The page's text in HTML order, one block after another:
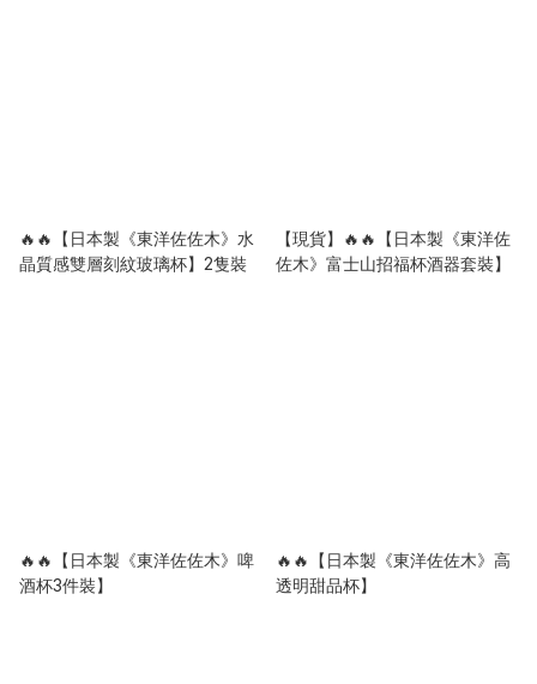
🔥🔥【日本製《東洋佐佐木》水
晶質感雙層刻紋玻璃杯】2隻裝
【現貨】🔥🔥【日本製《東洋佐
佐木》富士山招福杯酒器套裝】
🔥🔥【日本製《東洋佐佐木》啤
酒杯3件裝】
🔥🔥【日本製《東洋佐佐木》高
透明甜品杯】